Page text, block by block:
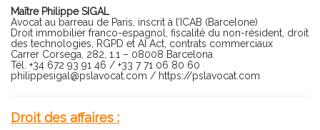
Maître Philippe SIGAL
Avocat au barreau de Paris, inscrit à l’ICAB (Barcelone)
Droit immobilier franco-espagnol, fiscalité du non-résident, droit
des technologies, RGPD et AI Act, contrats commerciaux
Carrer Corsega, 282, 1.1 – 08008 Barcelona
Tél. +34 672 93 91 46 / +33 7 71 06 80 60
philippesigal@pslavocat.com / https://pslavocat.com
Droit des affaires :